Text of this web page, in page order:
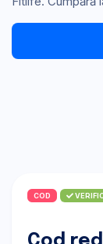
COD